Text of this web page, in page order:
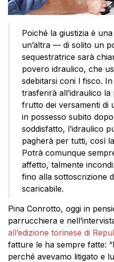
Poiché la giustizia è
un’altra — di solito un
sequestratrice sarà
povero idraulico, che
sdebitarsi coni l fisco.
trasferirà all’idraulico
frutto dei versamenti di
in possesso subito
soddisfatto, l’idraulico
pagherà per tutti, così
Potrà comunque
affetto, talmente
fino alla sottoscrizione
scaricabile.
Pina Conrotto, oggi in
parrucchiera e
all’edizione torinese di
fatture le ha sempre fatte:
perché avevamo litigato e